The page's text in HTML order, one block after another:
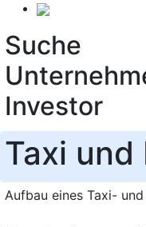
Suche
Investor
Taxi
Aufbau eines Taxi-